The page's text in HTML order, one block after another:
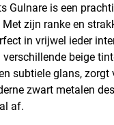
Gulnare is een
zijn ranke en
in vrijwel ieder
beige
subtiele glans, zorgt
zwart metalen
af.